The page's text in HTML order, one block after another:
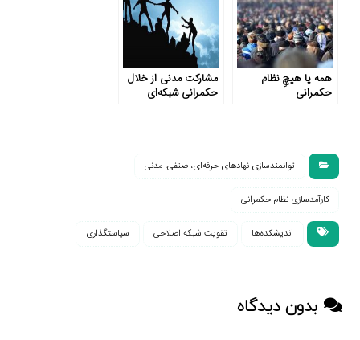
همه یا هیچِ نظام
حکمرانی
مشارکت مدنی از خلال
حکمرانی شبکه‌ای
توانمندسازی نهادهای حرفه‌ای، صنفی، مدنی
کارآمدسازی نظام حکمرانی
اندیشکده‌ها تقویت شبکه اصلاحی سیاستگذاری
بدون دیدگاه